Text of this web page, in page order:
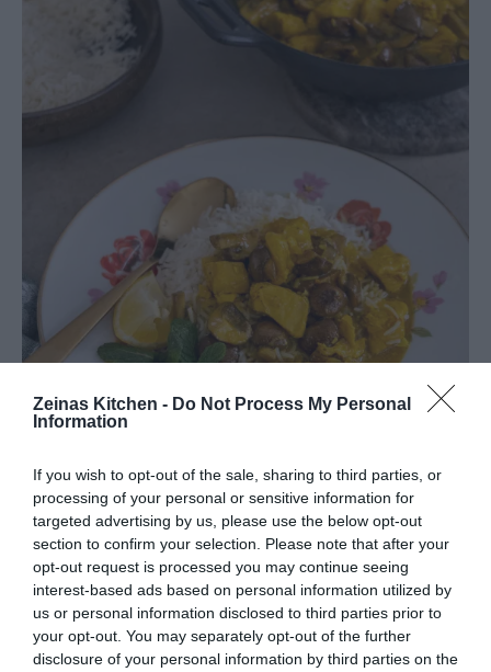
Zeinas Kitchen - Do Not Process My Personal
Information
If you wish to opt-out of the sale, sharing to third parties, or
processing of your personal or sensitive information for
targeted advertising by us, please use the below opt-out
section to confirm your selection. Please note that after your
opt-out request is processed you may continue seeing
interest-based ads based on personal information utilized by
us or personal information disclosed to third parties prior to
your opt-out. You may separately opt-out of the further
disclosure of your personal information by third parties on the
Fredag-Paella med skaldjur
Vegetarisk alternativ- Makloube med ugnsbakade
grönsaker